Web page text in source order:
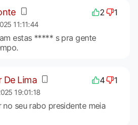
2 1
11:11:44
estas ***** s pra gente
De Lima 4 1
19:01:18
no seu rabo presidente meia